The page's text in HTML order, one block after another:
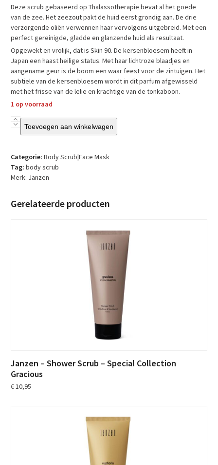
Deze scrub gebaseerd op Thalassotherapie bevat al het goede
van de zee. Het zeezout pakt de huid eerst grondig aan. De drie
verzorgende oliën verwennen haar vervolgens uitgebreid. Met een
perfect gereinigde, gladde en glanzende huid als resultaat.
Opgewekt en vrolijk, dat is Skin 90. De kersenbloesem heeft in
Japan een haast heilige status. Met haar lichtroze blaadjes en
aangename geur is de boom een waar feest voor de zintuigen. Het
subtiele van de kersenbloesem wordt in dit parfum afgewisseld
met het frisse van de lelie en krachtige van de tonkaboon.
1 op voorraad
Janzen
-
Skin
90
Toevoegen aan winkelwagen
Categorie: Body Scrub|Face Mask
Tag: body scrub
Merk: Janzen
Gerelateerde producten
Janzen – Shower Scrub – Special Collection
Gracious
€ 10,95